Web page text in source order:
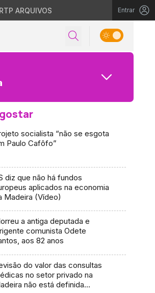
RTP ARQUIVOS Entrar
socialista “não se esgota
Paulo Cafôfo”
diz que não há fundos
aplicados na economia
Madeira (Vídeo)
a antiga deputada e
comunista Odete
aos 82 anos
do valor das consultas
no setor privado na
não está definida